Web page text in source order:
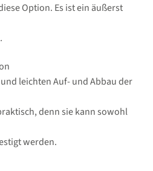
Option. Es ist ein äußerst
leichten Auf- und Abbau der
denn sie kann sowohl
werden.